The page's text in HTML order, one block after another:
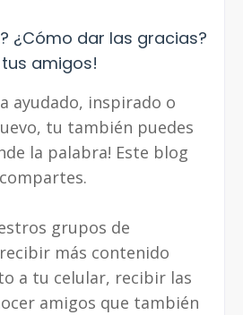
¿Cómo dar las gracias?
amigos!
ayudado, inspirado o
tu también puedes
la palabra! Este blog
grupos de
más contenido
a tu celular, recibir las
amigos que también